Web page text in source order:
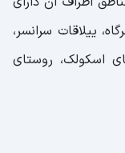
‌ییلاقات سرانسر،
اسکولک، روستای